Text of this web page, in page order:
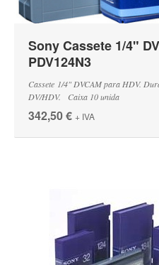
Sony Cassete 1/4"
PDV124N3
Cassete 1/4" DVCAM para HDV.
DV/HDV. Caixa 10 unida
342,50 € + IVA